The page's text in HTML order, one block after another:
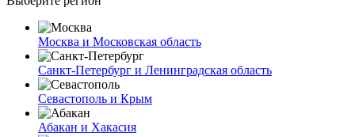
Москва и Московская область
Санкт-Петербург и Ленинградская область
Севастополь и Крым
Абакан и Хакасия